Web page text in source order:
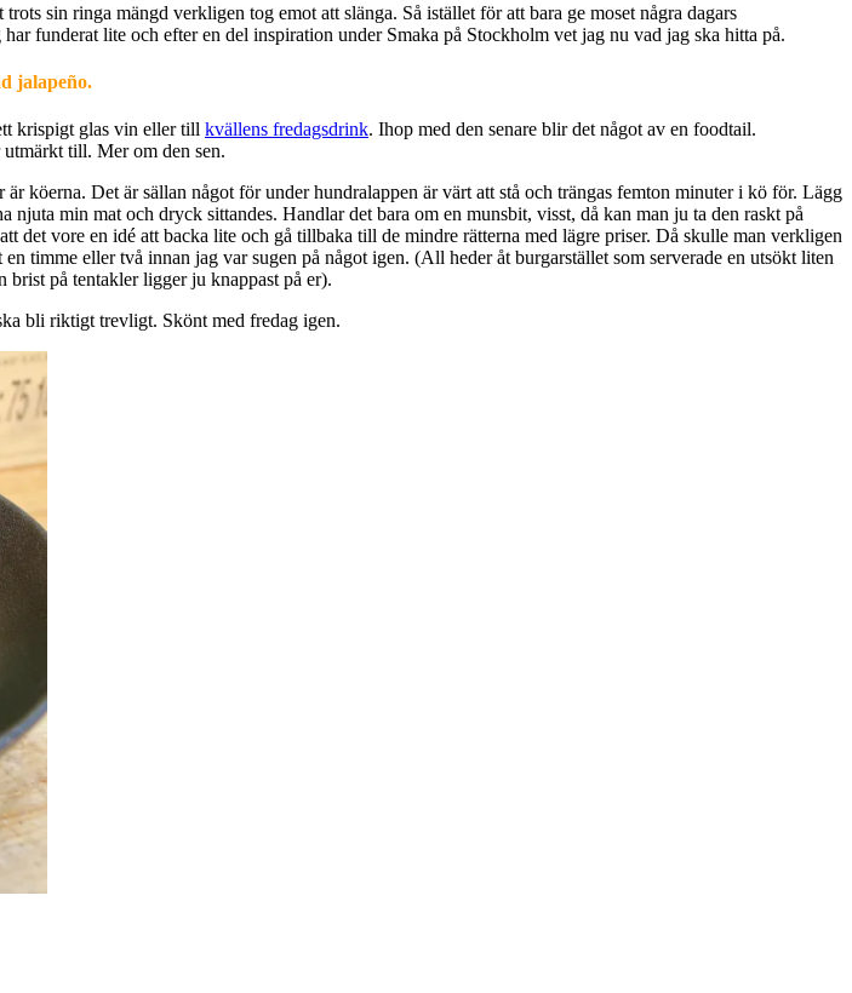
sin ringa mängd verkligen tog emot att slänga. Så istället för att bara ge moset några dagars
funderat lite och efter en del inspiration under Smaka på Stockholm vet jag nu vad jag ska hitta på.
jalapeño.
krispigt glas vin eller till kvällens fredagsdrink. Ihop med den senare blir det något av en foodtail.
utmärkt till. Mer om den sen.
köerna. Det är sällan något för under hundralappen är värt att stå och trängas femton minuter i kö för. Lägg
min mat och dryck sittandes. Handlar det bara om en munsbit, visst, då kan man ju ta den raskt på
det vore en idé att backa lite och gå tillbaka till de mindre rätterna med lägre priser. Då skulle man verkligen
timme eller två innan jag var sugen på något igen. (All heder åt burgarstället som serverade en utsökt liten
på tentakler ligger ju knappast på er).
bli riktigt trevligt. Skönt med fredag igen.